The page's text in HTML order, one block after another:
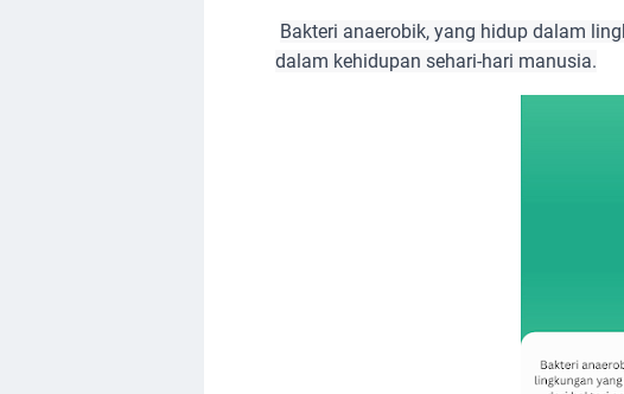
Bakteri anaerobik, yang hidup dalam
dalam kehidupan sehari-hari manusia.